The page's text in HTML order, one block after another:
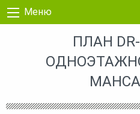
Перейти к контенту
Меню
ПЛАН